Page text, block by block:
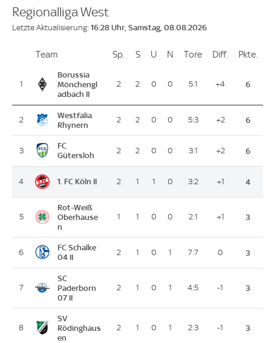
Regionalliga West
Letzte Aktualisierung: 16:28 Uhr, Samstag, 08.08.2026
PlatzTeam Sp. Spiele
SSiege
U Unentschieden
N Niederlagen
Tore ToreDiff. Differenz
Pkte.
1
Borussia
Mönchengl
adbach II
2 2 0 0 5:1 +4 6
2
Westfalia
Rhynern
2 2 0 0 5:3 +2 6
3
FC
Gütersloh
2 2 0 0 3:1 +2 6
4 1. FC Köln II 2 1 1 0 3:2 +1 4
5
Rot-Weiß
Oberhause
n
1 1 0 0 2:1 +1 3
6
FC Schalke
04 II
2 1 0 1 7:7 0 3
7
SC
Paderborn
07 II
2 1 0 1 4:5 -1 3
8
SV
Rödinghaus
en
2 1 0 1 2:3 -1 3